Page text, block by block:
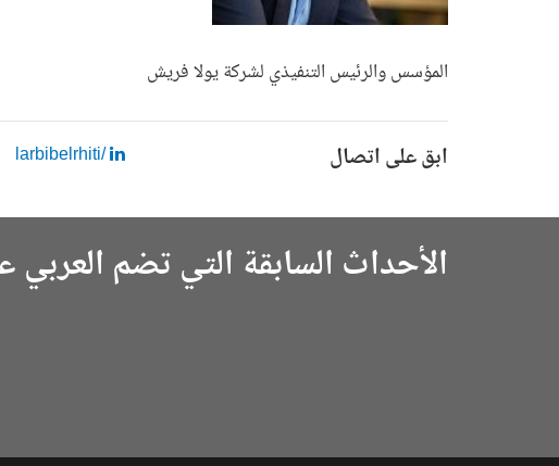
المؤسس والرئيس التنفيذي لشركة يولا فريش
ابق على اتصال /larbibelrhiti
الأحداث السابقة التي تضم العربي